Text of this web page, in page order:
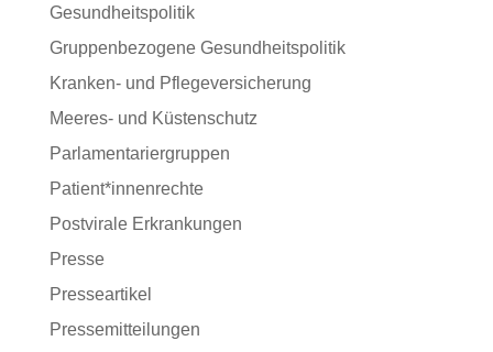
Gesundheitspolitik
Gruppenbezogene Gesundheitspolitik
Kranken- und Pflegeversicherung
Meeres- und Küstenschutz
Parlamentariergruppen
Patient*innenrechte
Postvirale Erkrankungen
Presse
Presseartikel
Pressemitteilungen